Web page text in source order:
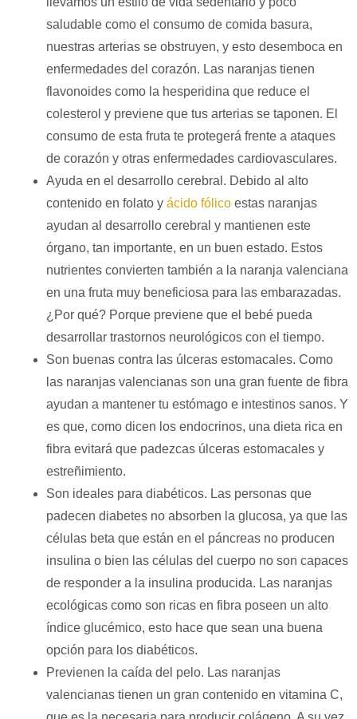
saludable como el consumo de comida basura,
nuestras arterias se obstruyen, y esto desemboca en
enfermedades del corazón. Las naranjas tienen
flavonoides como la hesperidina que reduce el
colesterol y previene que tus arterias se taponen. El
consumo de esta fruta te protegerá frente a ataques
de corazón y otras enfermedades cardiovasculares.
Ayuda en el desarrollo cerebral. Debido al alto
contenido en folato y ácido fólico estas naranjas
ayudan al desarrollo cerebral y mantienen este
órgano, tan importante, en un buen estado. Estos
nutrientes convierten también a la naranja valenciana
en una fruta muy beneficiosa para las embarazadas.
¿Por qué? Porque previene que el bebé pueda
desarrollar trastornos neurológicos con el tiempo.
Son buenas contra las úlceras estomacales. Como
las naranjas valencianas son una gran fuente de fibra
ayudan a mantener tu estómago e intestinos sanos. Y
es que, como dicen los endocrinos, una dieta rica en
fibra evitará que padezcas úlceras estomacales y
estreñimiento.
Son ideales para diabéticos. Las personas que
padecen diabetes no absorben la glucosa, ya que las
células beta que están en el páncreas no producen
insulina o bien las células del cuerpo no son capaces
de responder a la insulina producida. Las naranjas
ecológicas como son ricas en fibra poseen un alto
índice glucémico, esto hace que sean una buena
opción para los diabéticos.
Previenen la caída del pelo. Las naranjas
valencianas tienen un gran contenido en vitamina C,